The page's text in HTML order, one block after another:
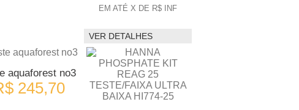
EM ATÉ X DE R$ INF
VER DETALHES
aquaforest no3
245,70